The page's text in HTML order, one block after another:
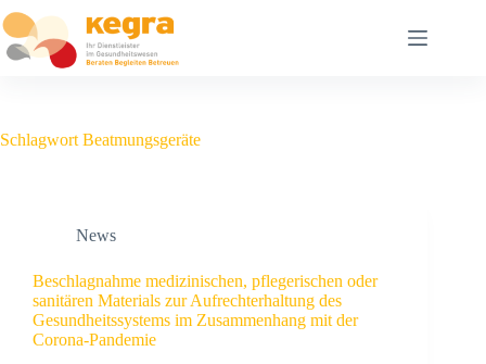
Schlagwort Beatmungsgeräte
News
Beschlagnahme medizinischen, pflegerischen oder
sanitären Materials zur Aufrechterhaltung des
Gesundheitssystems im Zusammenhang mit der
Corona-Pandemie